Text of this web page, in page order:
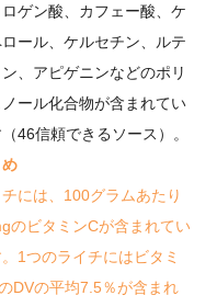
ゲン酸、カフェー酸、ケ
ロール、ケルセチン、ルテ
、アピゲニンなどのポリ
ール化合物が含まれてい
46信頼できるソース ）。
め
には、100グラムあたり
のビタミンCが含まれてい
。1つのライチにはビタミ
DVの平均7.5％が含まれ